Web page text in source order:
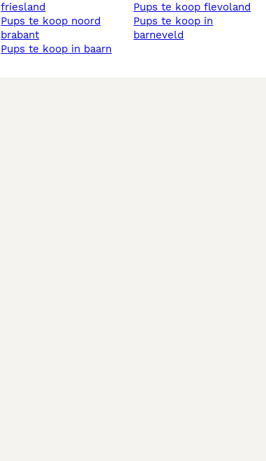
friesland
pups te koop noord
brabant
pups te koop in baarn
pups te koop flevoland
pups te koop in
barneveld